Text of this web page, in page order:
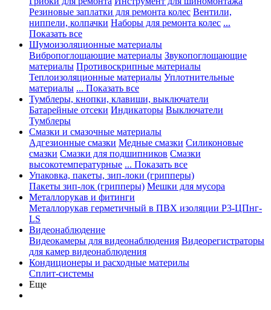
Резиновые заплатки для ремонта колес Вентили,
ниппели, колпачки Наборы для ремонта колес ...
Показать все
Шумоизоляционные материалы
Вибропоглощающие материалы Звукопоглощающие
материалы Противоскрипные материалы
Теплоизоляционные материалы Уплотнительные
материалы ... Показать все
Тумблеры, кнопки, клавиши, выключатели
Батарейные отсеки Индикаторы Выключатели
Тумблеры
Смазки и смазочные материалы
Адгезионные смазки Медные смазки Силиконовые
смазки Смазки для подшипников Смазки
высокотемпературные ... Показать все
Упаковка, пакеты, зип-локи (грипперы)
Пакеты зип-лок (грипперы) Мешки для мусора
Металлорукав и фитинги
Металлорукав герметичный в ПВХ изоляции Р3-ЦПнг-
LS
Видеонаблюдение
Видеокамеры для видеонаблюдения Видеорегистраторы
для камер видеонаблюдения
Кондиционеры и расходные материлы
Сплит-системы
Еще